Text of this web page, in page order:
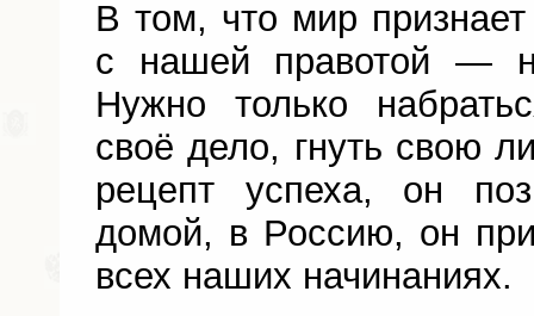
В том, что мир признает
с нашей правотой —
Нужно только
своё дело, гнуть свою
рецепт успеха, он
домой, в Россию, он
всех наших начинаниях.